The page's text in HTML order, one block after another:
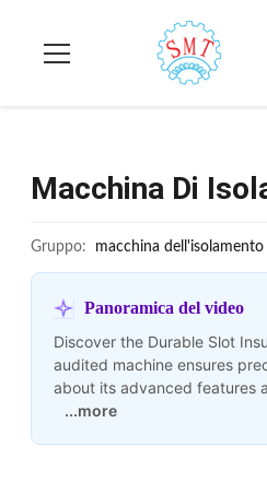
Macchina Di
Gruppo: macchina dell'isolamento
Panoramica del video
Discover the Durable Slot
audited machine ensures
about its advanced features
...more